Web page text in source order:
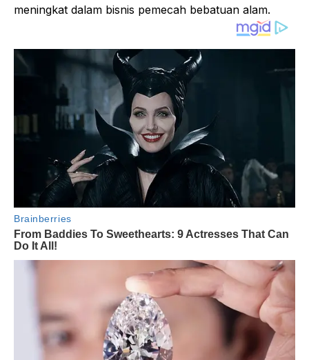
meningkat dalam bisnis pemecah bebatuan alam.